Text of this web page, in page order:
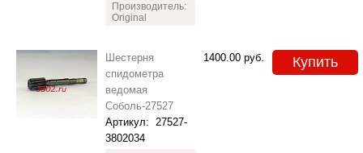
Производитель:
Original
Шестерня
спидометра
ведомая
Соболь-27527
Артикул: 27527-
3802034
1400.00 руб. Купить